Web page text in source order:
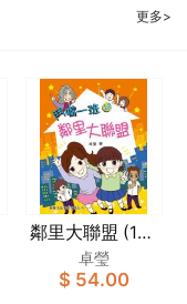
更多>
鄰里大聯盟 (12)
[鬥嘴一班]
卓瑩
$ 54.00